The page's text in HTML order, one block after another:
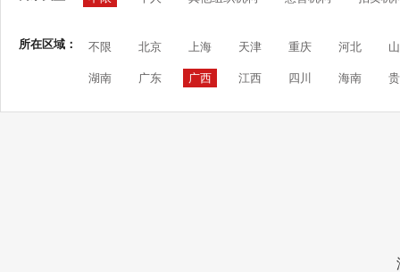
所在区域： 不限 北京 上海 天津 重庆 河北
湖南 广东 广西 江西 四川 海南